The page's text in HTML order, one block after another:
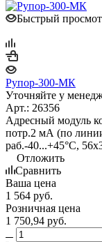
Быстрый
Рупор-300-МК
Уточняйте у
Арт.: 26356
Адресный модуль
потр.2 мА (по
раб.-40...+45°С,
Отложить
Сравнить
Ваша цена
1 564 руб.
Розничная цена
1 750,94 руб.